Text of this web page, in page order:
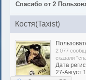
Спасибо от 2
Костя(Taxist)
2 077
сказали
Дата
27-Август